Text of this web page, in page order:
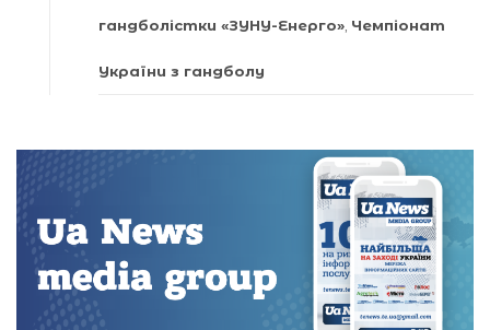
гандболістки «ЗУНУ-Енерго» Чемпіонат
України з гандболу